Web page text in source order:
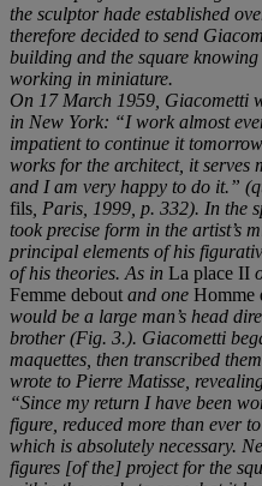
the sculptor hade established
therefore decided to send
building and the square
working in miniature.
On 17 March 1959, Giacometti
in New York: “I work almost
impatient to continue it
works for the architect, it serves
and I am very happy to do it.”
fils , Paris, 1999, p. 332). In the
took precise form in the artist’s
principal elements of his
of his theories. As in La place II
Femme debout and one Homme
would be a large man’s head
brother (Fig. 3.). Giacometti
maquettes, then transcribed
wrote to Pierre Matisse,
“Since my return I have been
figure, reduced more than ever
which is absolutely necessary.
figures [of the] project for the